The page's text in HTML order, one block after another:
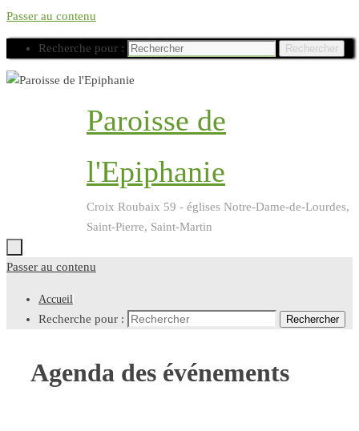
Passer au contenu
Recherche pour : Rechercher
Paroisse de
l'Epiphanie
Croix Roubaix 59 - églises Notre-Dame-de-Lourdes,
Saint-Pierre, Saint-Martin
Passer au contenu
Accueil
Recherche pour : Rechercher
Agenda des événements